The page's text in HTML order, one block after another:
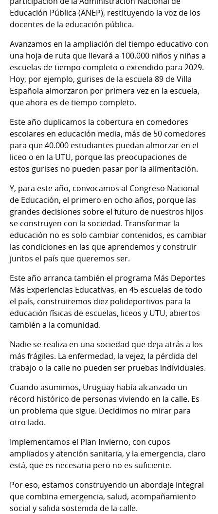
Educación Pública (ANEP), restituyendo la voz de los
docentes de la educación pública.
Avanzamos en la ampliación del tiempo educativo con
una hoja de ruta que llevará a 100.000 niños y niñas a
escuelas de tiempo completo o extendido para 2029.
Hoy, por ejemplo, gurises de la escuela 89 de Villa
Española almorzaron por primera vez en la escuela,
que ahora es de tiempo completo.
Este año duplicamos la cobertura en comedores
escolares en educación media, más de 50 comedores
para que 40.000 estudiantes puedan almorzar en el
liceo o en la UTU, porque las preocupaciones de
estos gurises no pueden pasar por la alimentación.
Y, para este año, convocamos al Congreso Nacional
de Educación, el primero en ocho años, porque las
grandes decisiones sobre el futuro de nuestros hijos
se construyen con la sociedad. Transformar la
educación no es solo cambiar contenidos, es cambiar
las condiciones en las que aprendemos y construir
juntos el país que queremos ser.
Este año arranca también el programa Más Deportes
Más Experiencias Educativas, en 45 escuelas de todo
el país, construiremos diez polideportivos para la
educación físicas de escuelas, liceos y UTU, abiertos
también a la comunidad.
Nadie se realiza en una sociedad que deja atrás a los
más frágiles. La enfermedad, la vejez, la pérdida del
trabajo o la calle no pueden ser pruebas individuales.
Cuando asumimos, Uruguay había alcanzado un
récord histórico de personas viviendo en la calle. Es
un problema que sigue. Decidimos no mirar para
otro lado.
Implementamos el Plan Invierno, con cupos
ampliados y atención sanitaria, y la emergencia, claro
está, que es necesaria pero no es suficiente.
Por eso, estamos construyendo un abordaje integral
que combina emergencia, salud, acompañamiento
social y salida sostenida de la calle.